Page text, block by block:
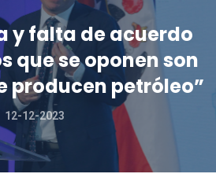
y falta de acuerdo
que se oponen son
producen petróleo”
12-12-2023